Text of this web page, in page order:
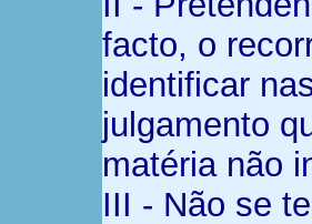
facto, o
identificar
julgamento
matéria não
III - Não se